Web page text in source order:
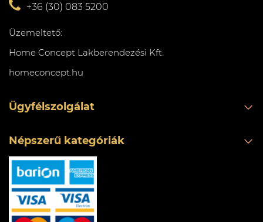
+36 (30) 083 5200
Üzemeltető:
Home Concept Lakberendezési Kft.
homeconcept.hu
Ügyfélszolgálat
Népszerű kategóriák